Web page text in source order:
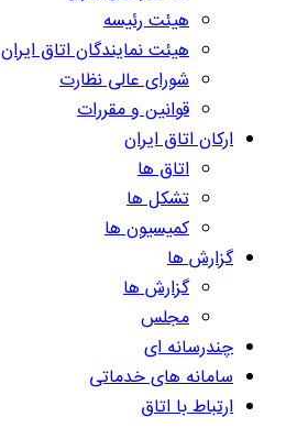
هیئت رئیسه
هیئت نمایندگان اتاق ایران
شورای عالی نظارت
قوانین و مقررات
ارکان اتاق ایران
اتاق ها
تشکل ها
کمیسیون ها
گزارش ها
گزارش ها
مجلس
چندرسانه ای
سامانه های خدماتی
ارتباط با اتاق